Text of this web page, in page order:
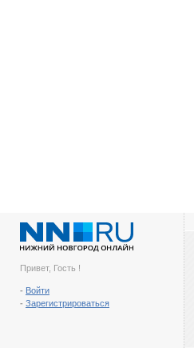
Привет, Гость !
- Войти
- Зарегистрироваться